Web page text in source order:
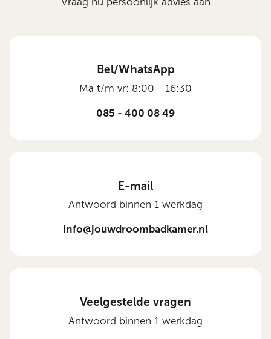
Bel/WhatsApp
Ma t/m vr: 8:00 - 16:30
085 - 400 08 49
E-mail
Antwoord binnen 1 werkdag
info@jouwdroombadkamer.nl
Veelgestelde vragen
Antwoord binnen 1 werkdag